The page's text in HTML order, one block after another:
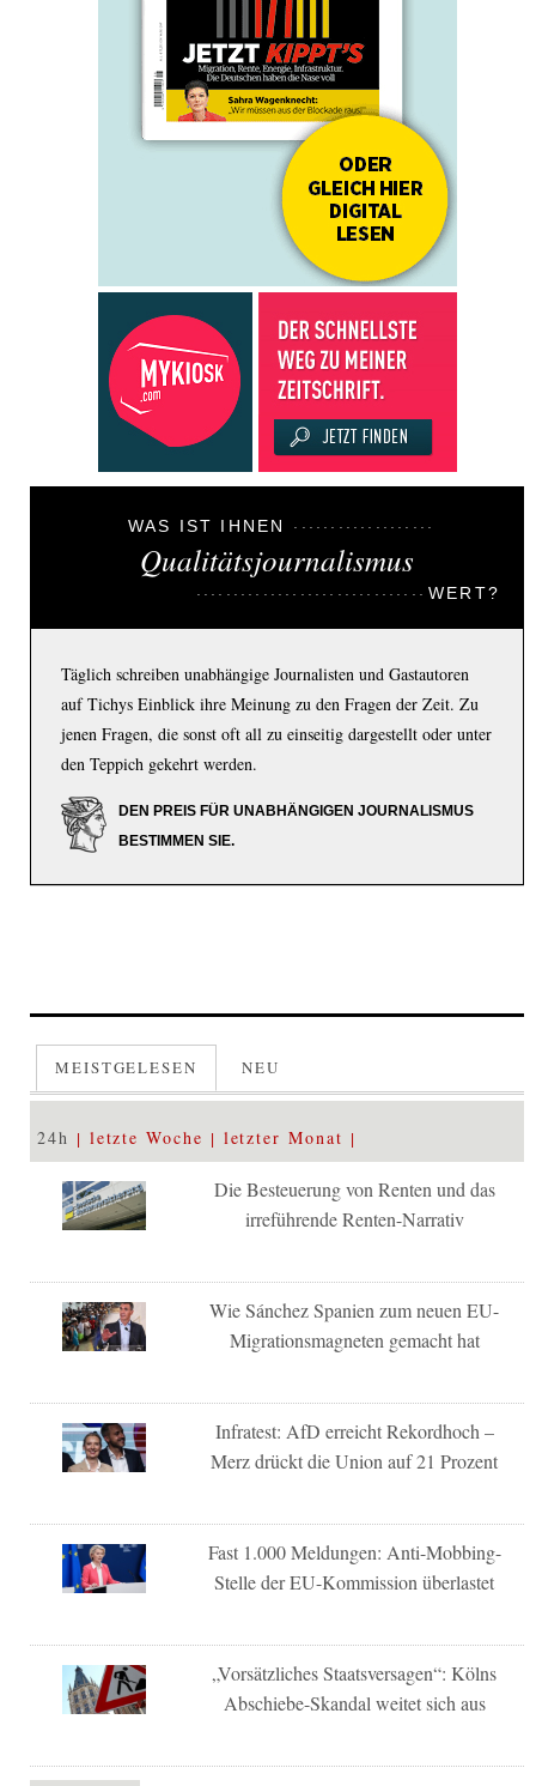
WAS IST IHNEN
Qualitätsjournalismus
WERT?
Täglich schreiben unabhängige Journalisten und Gastautoren
auf Tichys Einblick ihre Meinung zu den Fragen der Zeit. Zu
jenen Fragen, die sonst oft all zu einseitig dargestellt oder unter
den Teppich gekehrt werden.
DEN PREIS FÜR UNABHÄNGIGEN JOURNALISMUS
BESTIMMEN SIE.
MEISTGELESEN NEU
24h letzte Woche letzter Monat
Die Besteuerung von Renten und das
irreführende Renten-Narrativ
Wie Sánchez Spanien zum neuen EU-
Migrationsmagneten gemacht hat
Infratest: AfD erreicht Rekordhoch –
Merz drückt die Union auf 21 Prozent
Fast 1.000 Meldungen: Anti-Mobbing-
Stelle der EU-Kommission überlastet
„Vorsätzliches Staatsversagen“: Kölns
Abschiebe-Skandal weitet sich aus